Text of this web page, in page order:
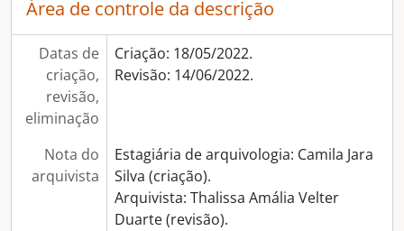
Área de controle da descrição
Datas de
criação,
revisão,
eliminação
Criação: 18/05/2022.
Revisão: 14/06/2022.
Nota do
arquivista
Estagiária de arquivologia: Camila Jara
Silva (criação).
Arquivista: Thalissa Amália Velter
Duarte (revisão).